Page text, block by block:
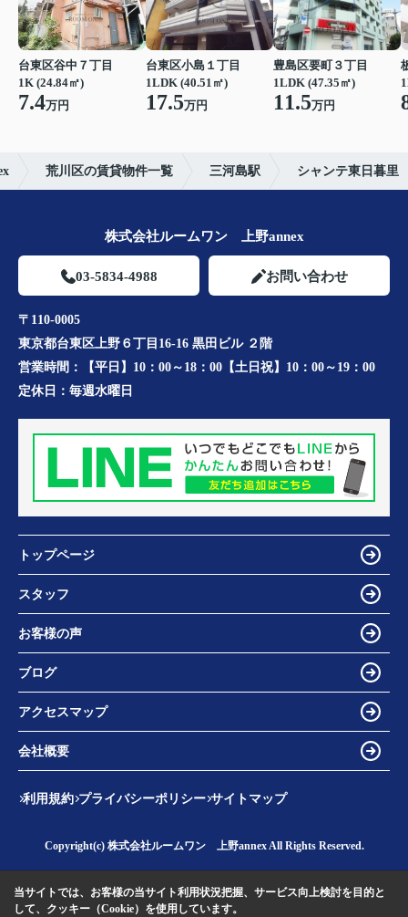
台東区谷中７丁目
1K (24.84㎡)
7.4万円
台東区小島１丁目
1LDK (40.51㎡)
17.5万円
豊島区要町３丁目
1LDK (47.35㎡)
11.5万円
荒川区の賃貸物件一覧 三河島駅 シャンテ東日暮里
株式会社ルームワン 上野annex
03-5834-4988 お問い合わせ
〒110-0005
東京都台東区上野６丁目16-16 黒田ビル ２階
営業時間：
【平日】10：00～18：00【土日祝】10：00～19：00
定休日： 毎週水曜日
トップページ
スタッフ
お客様の声
ブログ
アクセスマップ
会社概要
利用規約 プライバシーポリシー サイトマップ
Copyright(c) 株式会社ルームワン 上野annex All Rights Reserved.
当サイトでは、お客様の当サイト利用状況把握、サービス向上検討を目的と
して、クッキー（Cookie）を使用しています。